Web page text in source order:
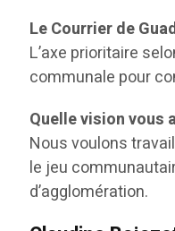
Le Courrier de
L’axe prioritaire
communale pour
Quelle vision vous
Nous voulons
le jeu
d’agglomération.